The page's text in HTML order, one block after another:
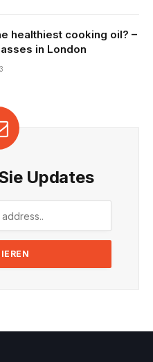
healthiest cooking oil? –
in London
Updates